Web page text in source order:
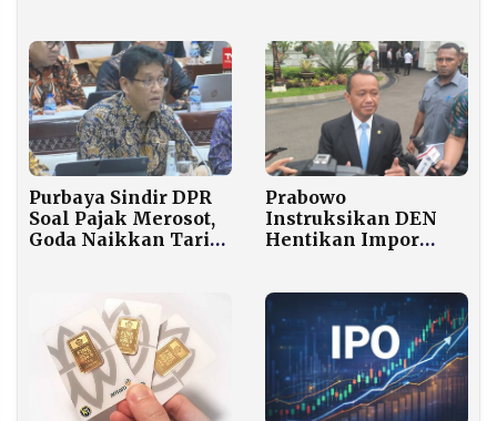
BSML
Purbaya Sindir DPR
Soal Pajak Merosot,
Goda Naikkan Tarif
Prabowo
Instruksikan DEN
Hentikan Impor
Energi